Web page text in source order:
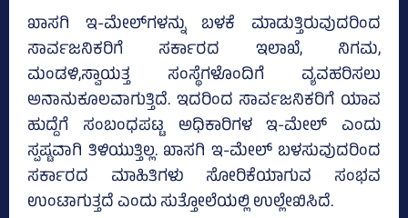
ಖಾಸಗಿ ಇ-ಮೇಲ್‌ಗಳನ್ನು ಬಳಕೆ ಮಾಡುತ್ತಿರುವುದರಿಂದ
ಸಾರ್ವಜನಿಕರಿಗೆ ಸರ್ಕಾರದ ಇಲಾಖೆ, ನಿಗಮ,
ಮಂಡಳಿ,ಸ್ವಾಯತ್ತ ಸಂಸ್ಥೆಗಳೊಂದಿಗೆ ವ್ಯವಹರಿಸಲು
ಅನಾನುಕೂಲವಾಗುತ್ತಿದೆ. ಇದರಿಂದ ಸಾರ್ವಜನಿಕರಿಗೆ ಯಾವ
ಹುದ್ದೆಗೆ ಸಂಬಂಧಪಟ್ಟ ಅಧಿಕಾರಿಗಳ ಇ-ಮೇಲ್‌ ಎಂದು
ಸ್ಪಷ್ಟವಾಗಿ ತಿಳಿಯುತ್ತಿಲ್ಲ. ಖಾಸಗಿ ಇ-ಮೇಲ್‌ ಬಳಸುವುದರಿಂದ
ಸರ್ಕಾರದ ಮಾಹಿತಿಗಳು ಸೋರಿಕೆಯಾಗುವ ಸಂಭವ
ಉಂಟಾಗುತ್ತದೆ ಎಂದು ಸುತ್ತೋಲೆಯಲ್ಲಿ ಉಲ್ಲೇಖಿಸಿದೆ.